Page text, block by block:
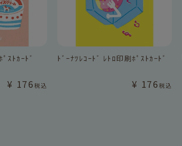
ｽﾄｶｰﾄﾞ
¥ 176税込
ﾄﾞｰﾅﾂﾚｺｰﾄﾞ ﾚﾄﾛ印刷ﾎﾟｽﾄｶｰﾄﾞ
¥ 176税込